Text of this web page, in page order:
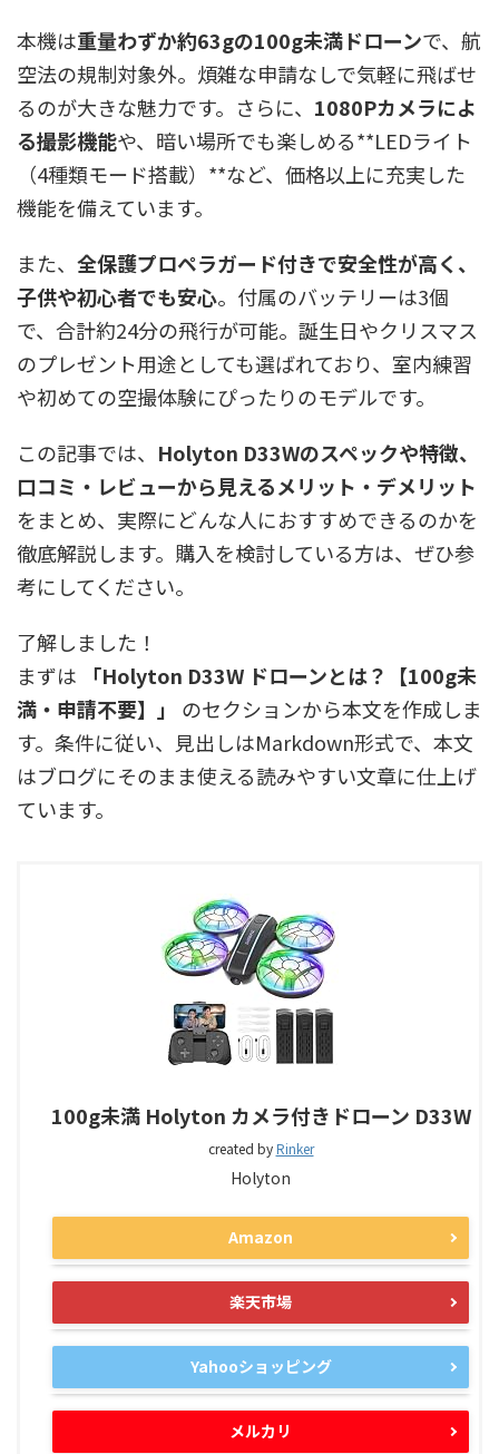
本機は重量わずか約63gの100g未満ドローンで、航
空法の規制対象外。煩雑な申請なしで気軽に飛ばせ
るのが大きな魅力です。さらに、 1080Pカメラによ
る撮影機能や、暗い場所でも楽しめる**LEDライト
（4種類モード搭載）**など、価格以上に充実した
機能を備えています。
また、 全保護プロペラガード付きで安全性が高く、
子供や初心者でも安心。付属のバッテリーは3個
で、合計約24分の飛行が可能。誕生日やクリスマス
のプレゼント用途としても選ばれており、室内練習
や初めての空撮体験にぴったりのモデルです。
この記事では、 Holyton D33Wのスペックや特徴、
口コミ・レビューから見えるメリット・デメリット
をまとめ、実際にどんな人におすすめできるのかを
徹底解説します。購入を検討している方は、ぜひ参
考にしてください。
了解しました！
まずは
「Holyton D33W ドローンとは？【100g未
満・申請不要】」
のセクションから本文を作成しま
す。条件に従い、見出しはMarkdown形式で、本文
はブログにそのまま使える読みやすい文章に仕上げ
ています。
100g未満 Holyton カメラ付きドローン D33W
created byRinker
Holyton
Amazon
楽天市場
Yahooショッピング
メルカリ